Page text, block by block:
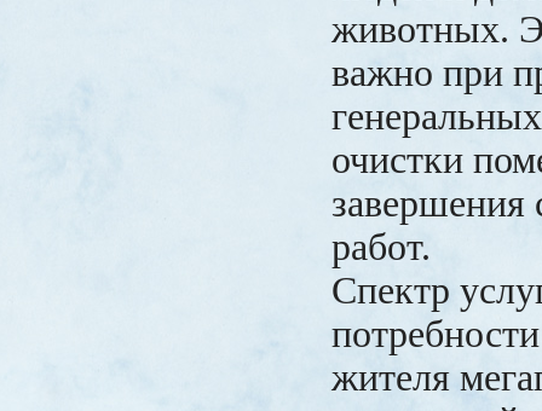
животных.
важно при
очистки
завершения
работ.
Спектр
жителя